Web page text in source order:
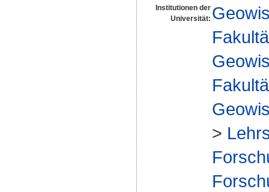
Institutionen der
Universität:
>